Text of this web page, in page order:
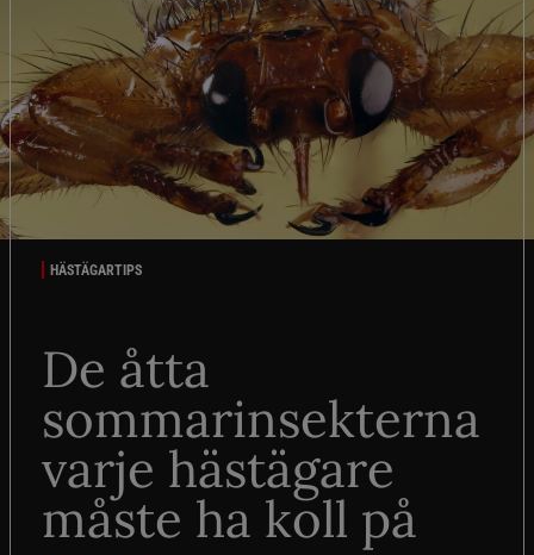
HÄSTÄGARTIPS
De åtta
sommarinsekterna
varje hästägare
måste ha koll på